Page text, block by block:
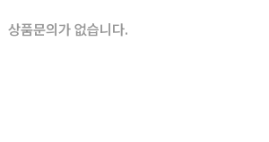
상품문의가 없습니다.